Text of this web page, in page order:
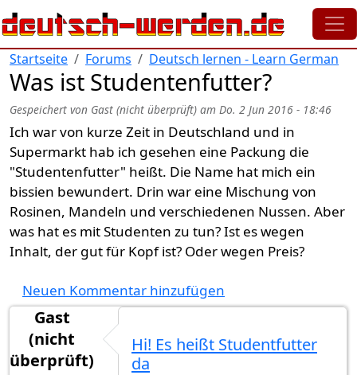
Direkt zum Inhalt
Startseite Forums Deutsch lernen - Learn German
Was ist Studentenfutter?
Gespeichert von Gast (nicht überprüft) am Do. 2 Jun 2016 - 18:46
Ich war von kurze Zeit in Deutschland und in
Supermarkt hab ich gesehen eine Packung die
"Studentenfutter" heißt. Die Name hat mich ein
bissien bewundert. Drin war eine Mischung von
Rosinen, Mandeln und verschiedenen Nussen. Aber
was hat es mit Studenten zu tun? Ist es wegen
Inhalt, der gut für Kopf ist? Oder wegen Preis?
Neuen Kommentar hinzufügen
Gast
(nicht
überprüft)
Hi! Es heißt Studentfutter
da